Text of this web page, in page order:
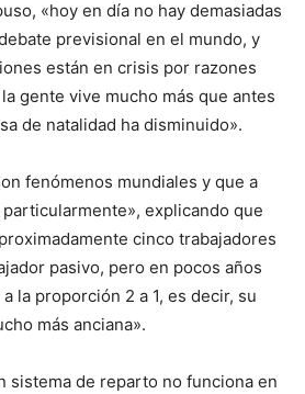
«hoy en día no hay demasiadas
previsional en el mundo, y
están en crisis por razones
gente vive mucho más que antes
de natalidad ha disminuido».
fenómenos mundiales y que a
explicando que
cinco trabajadores
pasivo, pero en pocos años
la proporción 2 a 1, es decir, su
más anciana».
sistema de reparto no funciona en